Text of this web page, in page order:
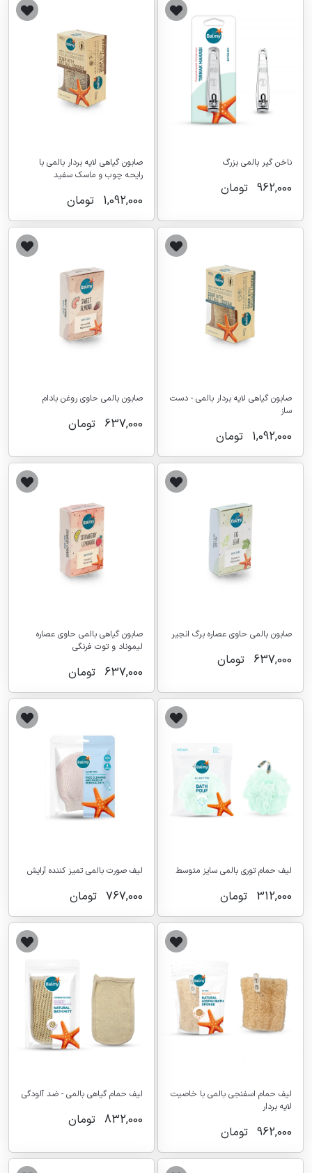
ناخن گیر بالمی بزرگ
962,000 تومان
صابون گیاهی لایه بردار بالمی با
رایحه چوب و ماسک سفید
1,092,000 تومان
صابون گیاهی لایه بردار بالمی - دست
ساز
1,092,000 تومان
صابون بالمی حاوی روغن بادام
637,000 تومان
صابون بالمی حاوی عصاره برگ انجیر
637,000 تومان
صابون گیاهی بالمی حاوی عصاره
لیموناد و توت فرنگی
637,000 تومان
لیف حمام توری بالمی سایز متوسط
312,000 تومان
لیف صورت بالمی تمیز کننده آرایش
767,000 تومان
لیف حمام اسفنجی بالمی با خاصیت
لایه بردار
962,000 تومان
لیف حمام گیاهی بالمی - ضد آلودگی
832,000 تومان